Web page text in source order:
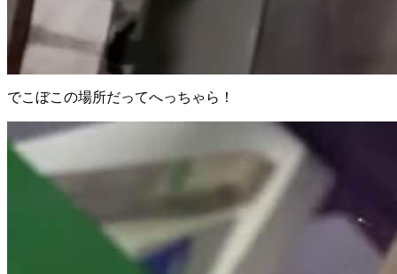
でこぼこの場所だってへっちゃら！